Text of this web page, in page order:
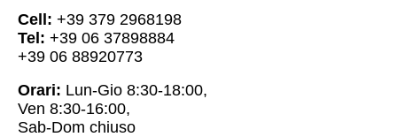
Cell: +39 379 2968198
Tel: +39 06 37898884
+39 06 88920773
Orari: Lun-Gio 8:30-18:00,
Ven 8:30-16:00,
Sab-Dom chiuso